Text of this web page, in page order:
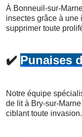
À Bonneuil-sur-
insectes grâce à une
supprimer toute
✔️ Punaises
Notre équipe
de lit à Bry-sur-
ciblant toute invasion.